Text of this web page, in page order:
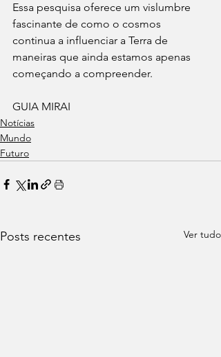
Essa pesquisa oferece um vislumbre
fascinante de como o cosmos
continua a influenciar a Terra de
maneiras que ainda estamos apenas
começando a compreender.
GUIA MIRAI
Notícias
Mundo
Futuro
Posts recentes Ver tudo